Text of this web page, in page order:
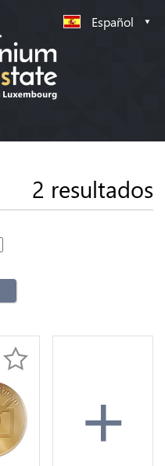
Español
2 resultados
+